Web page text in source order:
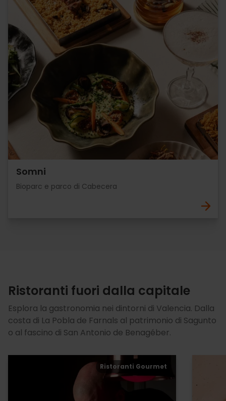
Somni
Bioparc e parco di Cabecera
Ristoranti fuori dalla capitale
Esplora la gastronomia nei dintorni di Valencia. Dalla
costa di La Pobla de Farnals al patrimonio di Sagunto
o al fascino di San Antonio de Benagéber.
Ristoranti Gourmet